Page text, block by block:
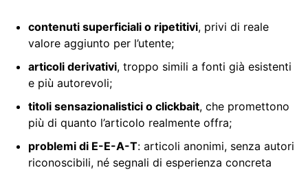
contenuti superficiali o ripetitivi, privi di reale
valore aggiunto per l’utente;
articoli derivativi, troppo simili a fonti già esistenti
e più autorevoli;
titoli sensazionalistici o clickbait, che promettono
più di quanto l’articolo realmente offra;
problemi di E-E-A-T: articoli anonimi, senza autori
riconoscibili, né segnali di esperienza concreta